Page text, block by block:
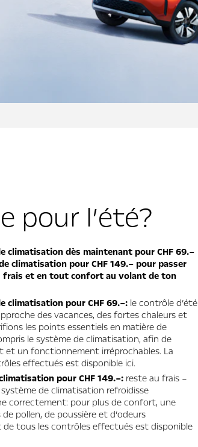
pour l’été?
climatisation dès maintenant pour CHF 69.–
climatisation pour CHF 149.– pour passer
frais et en tout confort au volant de ton
climatisation pour CHF 69.–: le contrôle d’été
des vacances, des fortes chaleurs et
les points essentiels en matière de
le système de climatisation, afin de
et un fonctionnement irréprochables. La
effectués est disponible ici.
pour CHF 149.–: reste au frais –
de climatisation refroidisse
correctement: pour plus de confort, une
pollen, de poussière et d’odeurs
de tous les contrôles effectués est disponible